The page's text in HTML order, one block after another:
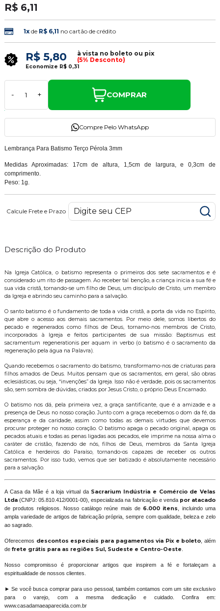
R$ 6,11
1xde R$ 6,11 no cartão de crédito
R$ 5,80
à vista no boleto ou pix
(5% Desconto)
Economize R$ 0,31
- + COMPRAR
Compre Pelo WhatsApp
Lembrança Para Batismo Terço Pérola 3mm
Medidas Aproximadas: 17cm de altura, 1,5cm de largura, e 0,3cm de
comprimento.
Peso: 1g.
Calcule Frete e Prazo
Descrição do Produto
Na Igreja Católica, o batismo representa o primeiros dos sete sacramentos e é
considerado um rito de passagem. Ao receber tal benção, a criança inicia a sua fé e
sua vida cristã, tornando-se um filho de Deus, um discípulo de Cristo, um membro
da Igreja e abrindo seu caminho para a salvação.
O santo batismo é o fundamento de toda a vida cristã, a porta da vida no Espírito,
que abre o acesso aos demais sacramentos. Por meio dele, somos libertos do
pecado e regenerados como filhos de Deus, tornamo-nos membros de Cristo,
incorporados à Igreja e feitos participantes de sua missão: Baptismus est
sacramentum regenerationis per aquam in verbo (o batismo é o sacramento da
regeneração pela água na Palavra).
Quando recebemos o sacramento do batismo, transformamo-nos de criaturas para
filhos amados de Deus. Muitos pensam que os sacramentos, em geral, são obras
eclesiásticas, ou seja, “invenções” da Igreja. Isso não é verdade, pois os sacramentos
são, sem sombra de dúvidas, criados por Jesus Cristo, o próprio Deus Encarnado.
O batismo nos dá, pela primeira vez, a graça santificante, que é a amizade e a
presença de Deus no nosso coração. Junto com a graça recebemos o dom da fé, da
esperança e da caridade, assim como todas as demais virtudes que devemos
procurar proteger no nosso coração. O batismo apaga o pecado original, apaga os
pecados atuais e todas as penas ligadas aos pecados, ele imprime na nossa alma o
caráter de cristão, fazendo de nós, filhos de Deus, membros da Santa Igreja
Católica e herdeiros do Paraíso, tornando-os capazes de receber os outros
sacramentos. Por isso tudo, vemos que ser batizado é absolutamente necessário
para a salvação.
A Casa da Mãe é a loja virtual daSacrarium Indústria e Comércio de Velas
Ltda(CNPJ: 05.810.412/0001-00), especializada na fabricação e venda por atacado
de produtos religiosos. Nosso catálogo reúne mais de 6.000 itens
, incluindo uma
ampla variedade de artigos de fabricação própria, sempre com qualidade, beleza e zelo
ao sagrado.
Oferecemos descontos especiais para pagamentos via Pix e boleto , além
de frete grátis para as regiões Sul, Sudeste e Centro-Oeste
Nosso compromisso é proporcionar artigos que inspirem a fé e fortaleçam a
espiritualidade de nossos clientes.
► Se você busca comprar para uso pessoal, também contamos com um site exclusivo
para o varejo, com a mesma dedicação e cuidado. Confira em:
www.casadamaeaparecida.com.br